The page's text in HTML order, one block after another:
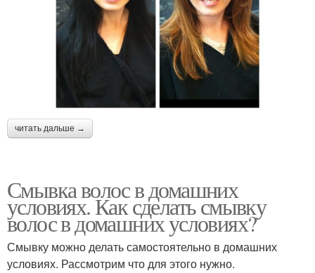
читать дальше →
Смывка волос в домашних
условиях. Как сделать смывку
волос в домашних условиях?
Смывку можно делать самостоятельно в домашних
условиях. Рассмотрим что для этого нужно.